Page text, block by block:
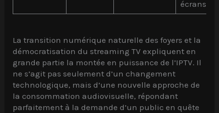
écrans)
La transition numérique naturelle des foyers et la
démocratisation du streaming TV expliquent en
grande partie la montée en puissance de l’IPTV. Il
ne s’agit pas seulement d’un changement
technologique, mais d’une nouvelle approche de
la consommation audiovisuelle, répondant
parfaitement à la demande d’un public en quête